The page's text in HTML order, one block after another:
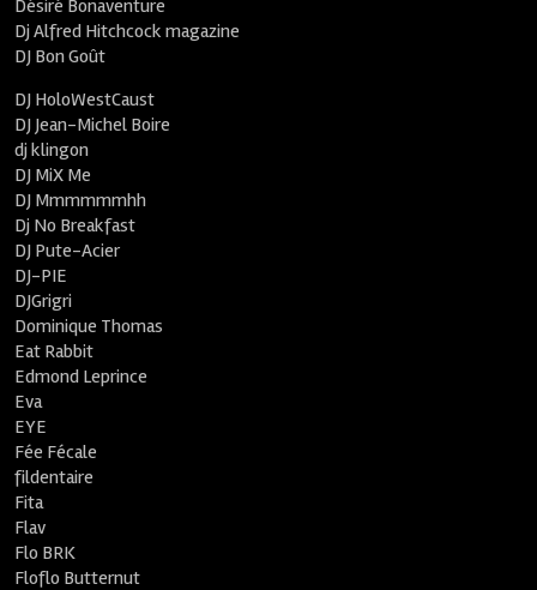
Désiré Bonaventure
Dj Alfred Hitchcock magazine
DJ Bon Goût
DJ HoloWestCaust
DJ Jean-Michel Boire
dj klingon
DJ MiX Me
DJ Mmmmmmhh
Dj No Breakfast
DJ Pute-Acier
DJ-PIE
DJGrigri
Dominique Thomas
Eat Rabbit
Edmond Leprince
Eva
EYE
Fée Fécale
fildentaire
Fita
Flav
Flo BRK
Floflo Butternut